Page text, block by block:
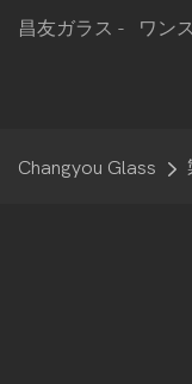
昌友ガラス - ワン
Changyou Glass